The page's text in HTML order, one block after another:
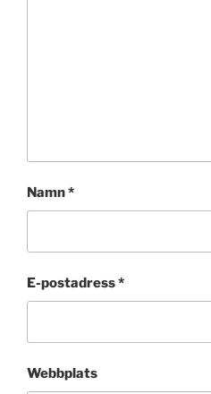
Namn*
E-postadress*
Webbplats